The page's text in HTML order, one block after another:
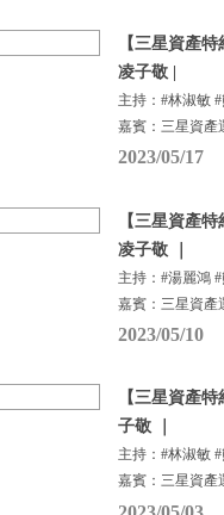
【三星資產
凌子敬 |
主持：#林淑敏
嘉賓：三星資產
2023/05/17
【三星資產
凌子敬 ｜
主持：#湯麗鴻
嘉賓：三星資產
2023/05/10
【三星資產
子敬 ｜
主持：#林淑敏
嘉賓：三星資產